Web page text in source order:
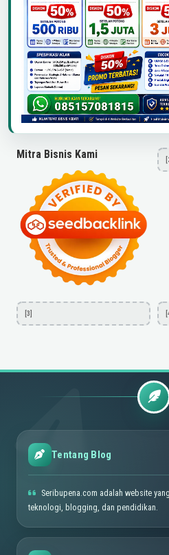
Mitra Bisnis Kami
[3]
Tentang Blog
Seribupena.com adalah website
teknologi, blogging, dan pendidikan.